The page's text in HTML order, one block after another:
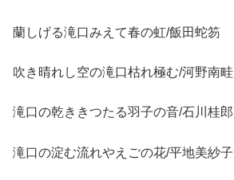
蘭しげる滝口みえて春の虹/飯田蛇笏
吹き晴れし空の滝口枯れ極む/河野南畦
滝口の乾ききつたる羽子の音/石川桂郎
滝口の淀む流れやえごの花/平地美紗子